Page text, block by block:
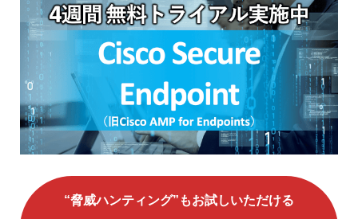
“脅威ハンティング”もお試しいただける